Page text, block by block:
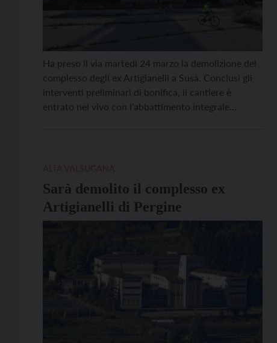
Ha preso il via martedì 24 marzo la demolizione del
complesso degli ex Artigianelli a Susà. Conclusi gli
interventi preliminari di bonifica, il cantiere è
entrato nel vivo con l’abbattimento integrale
Sarà demolito il complesso ex
Artigianelli di Pergine